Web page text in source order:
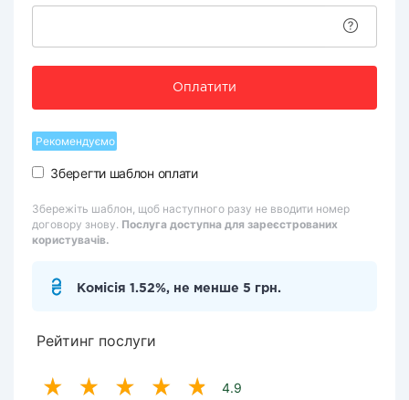
Оплатити
Рекомендуємо
Зберегти шаблон оплати
Збережіть шаблон, щоб наступного разу не вводити номер
договору знову. Послуга доступна для зареєстрованих
користувачів.
Комісія 1.52%, не менше 5 грн.
Рейтинг послуги
4.9